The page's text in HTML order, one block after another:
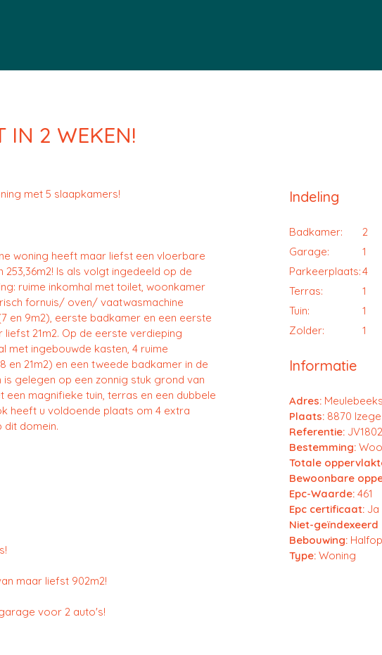
IN 2 WEKEN!
met 5 slaapkamers!
woning heeft maar liefst een vloerbare
Is als volgt ingedeeld op de
ruime inkomhal met toilet, woonkamer
fornuis/ oven/ vaatwasmachine
en 9m2), eerste badkamer en een eerste
liefst 21m2. Op de eerste verdieping
met ingebouwde kasten, 4 ruime
en 21m2) en een tweede badkamer in de
is gelegen op een zonnig stuk grond van
een magnifieke tuin, terras en een dubbele
heeft u voldoende plaats om 4 extra
domein.
maar liefst 902m2!
voor 2 auto's!
Indeling
Badkamer:
2
Garage:
1
Parkeerplaats:4
Terras:
1
Tuin:
1
Zolder:
1
Informatie
Adres:
Plaats: 8870
Referentie:
Bestemming:
Totale
Bewoonbare
Epc-Waarde: 461
Epc certificaat:Ja
Niet-geïndexeerd
Bebouwing:
Type:Woning